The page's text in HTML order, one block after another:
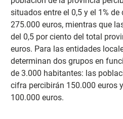
situados entre el 0,5 y el 1%
275.000 euros, mientras que
del 0,5 por ciento del total
euros. Para las entidades
determinan dos grupos en
de 3.000 habitantes: las
cifra percibirán 150.000 euros
100.000 euros.